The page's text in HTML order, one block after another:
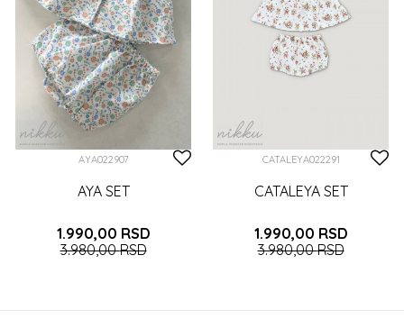
AYA022907
AYA SET
1.990,00 RSD
3.980,00RSD
9-12 (80CM) 12-18 (86CM)
CATALEYA022291
CATALEYA SET
1.990,00 RSD
3.980,00RSD
12-18 (86CM) 2 (92CM) 3 (98CM)